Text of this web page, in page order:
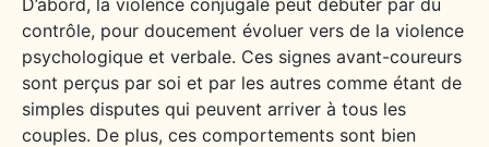
contrôle, pour doucement évoluer vers de la violence
psychologique et verbale. Ces signes avant-coureurs
sont perçus par soi et par les autres comme étant de
simples disputes qui peuvent arriver à tous les
couples. De plus, ces comportements sont bien